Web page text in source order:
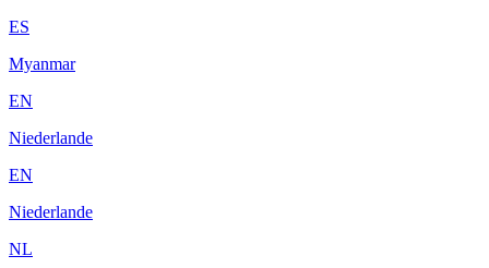
ES
Myanmar
EN
Niederlande
EN
Niederlande
NL